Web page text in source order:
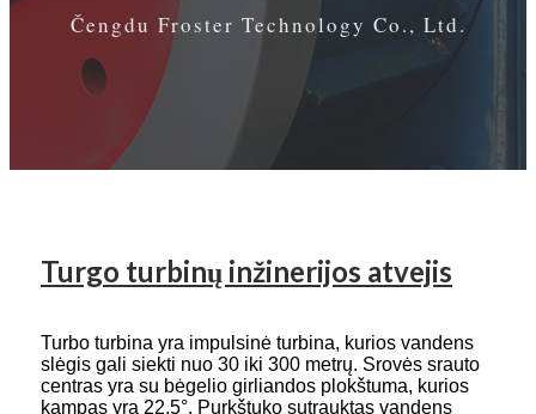
Čengdu Froster Technology Co., Ltd.
Turgo turbinų inžinerijos atvejis
Turbo turbina yra impulsinė turbina, kurios vandens
slėgis gali siekti nuo 30 iki 300 metrų. Srovės srauto
centras yra su bėgelio girliandos plokštuma, kurios
kampas yra 22,5°. Purkštuko sutrauktas vandens